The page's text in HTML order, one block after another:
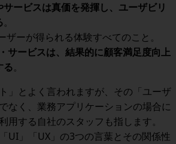
サービスは真価を発揮し、ユーザビリ
。
ザーが得られる体験すべてのこと。
サービスは、結果的に顧客満足度向上
る。
」とよく言われますが、その「ユーザ
なく、業務アプリケーションの場合に
用する自社のスタッフも指します。
UI 」「UX 」の3つの言葉とその関係性